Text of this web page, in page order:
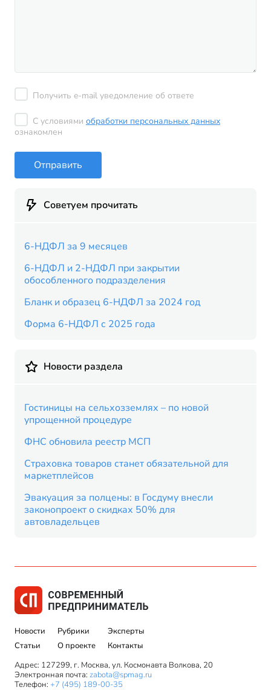
Получить e-mail уведомление об ответе
С условиями обработки персональных данных
ознакомлен
Отправить
Советуем прочитать
6-НДФЛ за 9 месяцев
6-НДФЛ и 2-НДФЛ при закрытии
обособленного подразделения
Бланк и образец 6-НДФЛ за 2024 год
Форма 6-НДФЛ с 2025 года
Новости раздела
Гостиницы на сельхозземлях – по новой
упрощенной процедуре
ФНС обновила реестр МСП
Страховка товаров станет обязательной для
маркетплейсов
Эвакуация за полцены: в Госдуму внесли
законопроект о скидках 50% для
автовладельцев
Новости
Статьи
Рубрики
О проекте
Эксперты
Контакты
Адрес: 127299, г. Москва, ул. Космонавта Волкова, 20
Электронная почта: zabota@spmag.ru
Телефон: +7 (495) 189-00-35